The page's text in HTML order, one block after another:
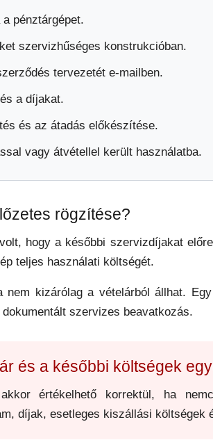
pénztárgépet.
szervizhűséges konstrukcióban.
tervezetét e-mailben.
a díjakat.
és az átadás előkészítése.
vagy átvétellel került használatba.
rögzítése?
hogy a későbbi szervizdíjakat
teljes használati költségét.
nem kizárólag a vételárból állhat.
szervizes beavatkozás.
és a későbbi költségek
értékelhető korrektül, ha
díjak, esetleges kiszállási költségek